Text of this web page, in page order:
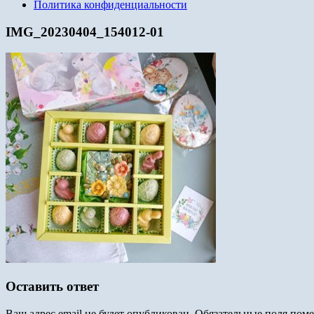
Политика конфиденциальности
IMG_20230404_154012-01
Оставить ответ